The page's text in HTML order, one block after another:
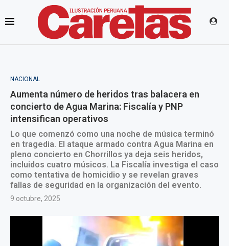
NACIONAL
Aumenta número de heridos tras balacera en
concierto de Agua Marina: Fiscalía y PNP
intensifican operativos
Lo que comenzó como una noche de música terminó
en tragedia. El ataque armado contra Agua Marina en
pleno concierto en Chorrillos ya deja seis heridos,
incluidos cuatro músicos. La Fiscalía investiga el caso
como tentativa de homicidio y se revelan graves
fallas de seguridad en la organización del evento.
9 octubre, 2025